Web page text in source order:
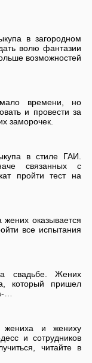
в загородном
волю фантазии
возможностей
времени, но
и провести за
заморочек.
в стиле ГАИ.
связанных с
пройти тест на
жених оказывается
все испытания
свадьбе. Жених
который пришел
…
жениха и жениху
и сотрудников
читайте в